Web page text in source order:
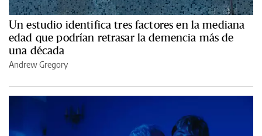
Un estudio identifica tres factores en la mediana
edad que podrían retrasar la demencia más de
una década
Andrew Gregory